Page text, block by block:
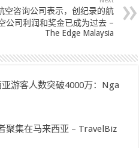
空咨询公司表示，创纪录的航
公司利润和奖金已成为过去 –
The Edge Malaysia
游客人数突破4000万：Nga
聚集在马来西亚 – TravelBiz